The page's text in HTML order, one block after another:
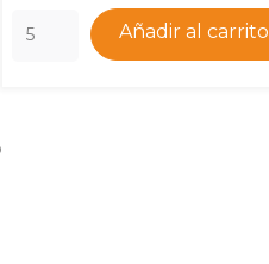
Añadir al carrito